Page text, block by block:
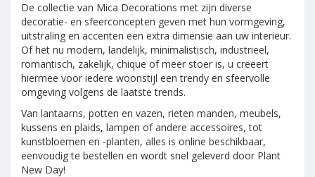
De collectie van Mica Decorations met zijn diverse
decoratie- en sfeerconcepten geven met hun vormgeving,
uitstraling en accenten een extra dimensie aan uw interieur.
Of het nu modern, landelijk, minimalistisch, industrieel,
romantisch, zakelijk, chique of meer stoer is, u creëert
hiermee voor iedere woonstijl een trendy en sfeervolle
omgeving volgens de laatste trends.
Van lantaarns, potten en vazen, rieten manden, meubels,
kussens en plaids, lampen of andere accessoires, tot
kunstbloemen en -planten, alles is online beschikbaar,
eenvoudig te bestellen en wordt snel geleverd door Plant
New Day!